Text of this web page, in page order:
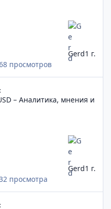
просмотров
Gerd1 г.
– Аналитика, мнения и
просмотра
Gerd1 г.